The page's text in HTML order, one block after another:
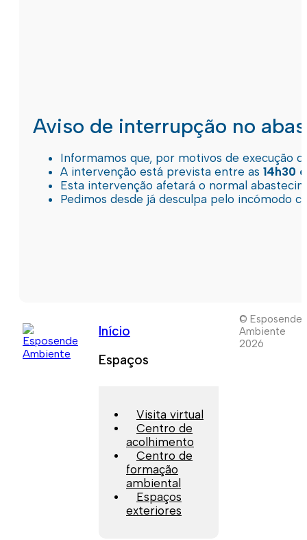
Aviso de interrupção no
Informamos que, por motivos de execução
A intervenção está prevista entre as 14h30
Esta intervenção afetará o normal
Pedimos desde já desculpa pelo incómodo
Início
Espaços
Visita virtual
Centro de
acolhimento
Centro de
formação
ambiental
Espaços
exteriores
© Esposende
Ambiente
2026